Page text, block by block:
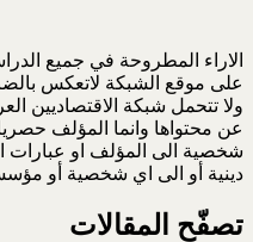
الاراء المطروحة في جميع
على موقع الشبكة لاتعكس
ولا تتحمل شبكة الاقتصاديين
عن محتواها وانما المؤلف
شخصية الى المؤلف او عبارات
دينية أو الى اي شخصية أو
تصفّح المقالات